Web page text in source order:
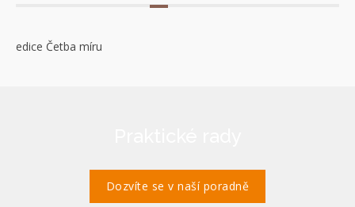
edice Četba míru
Dozvíte se v naší poradně